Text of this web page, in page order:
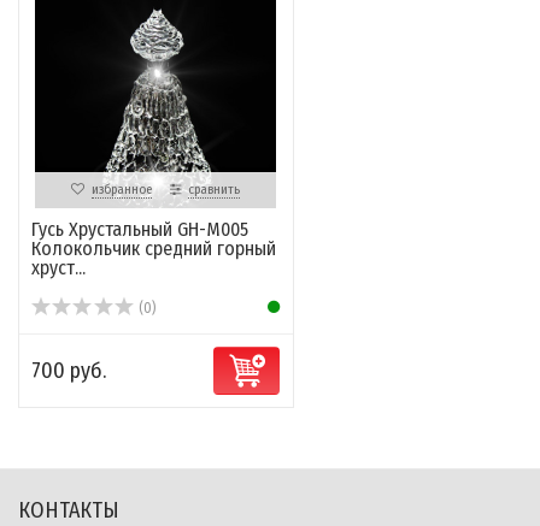
избранное сравнить
Гусь Хрустальный GH-M005
Колокольчик средний горный
хруст...
(0)
700 руб.
КОНТАКТЫ